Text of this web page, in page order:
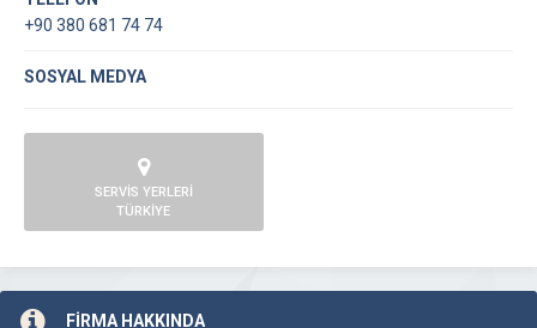
+90 380 681 74 74
SOSYAL MEDYA
SERVİS YERLERİ
TÜRKİYE
FİRMA HAKKINDA